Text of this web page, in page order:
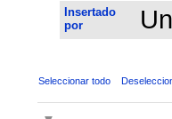
Insertado
por
Seleccionar todo